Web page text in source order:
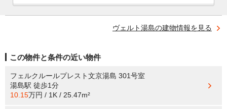
ヴェルト湯島の建物情報を見る
この物件と条件の近い物件
フェルクルールプレスト文京湯島 301号室
湯島駅 徒歩1分
10.15万円 / 1K / 25.47m²